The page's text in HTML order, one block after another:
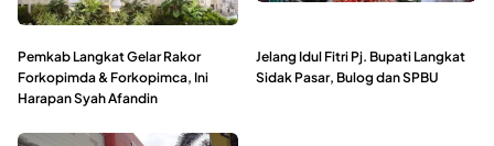
Pemkab Langkat Gelar Rakor
Forkopimda & Forkopimca, Ini
Harapan Syah Afandin
Jelang Idul Fitri Pj. Bupati Langkat
Sidak Pasar, Bulog dan SPBU